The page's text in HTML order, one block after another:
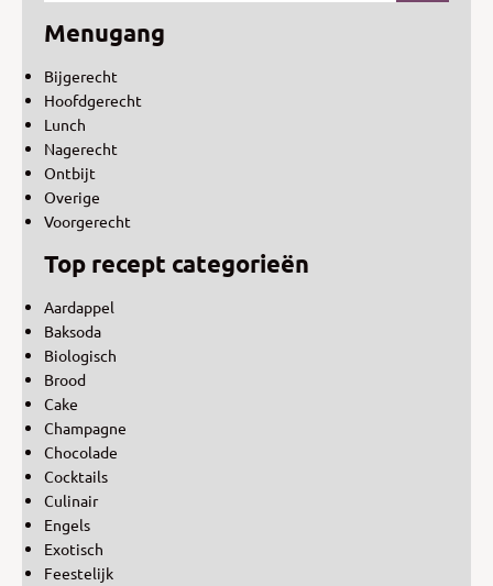
Menugang
Bijgerecht
Hoofdgerecht
Lunch
Nagerecht
Ontbijt
Overige
Voorgerecht
Top recept categorieën
Aardappel
Baksoda
Biologisch
Brood
Cake
Champagne
Chocolade
Cocktails
Culinair
Engels
Exotisch
Feestelijk